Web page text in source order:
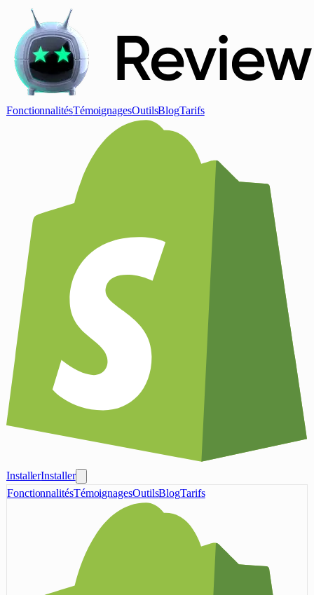
FonctionnalitésTémoignagesOutilsBlogTarifs
InstallerInstaller
FonctionnalitésTémoignagesOutilsBlogTarifs